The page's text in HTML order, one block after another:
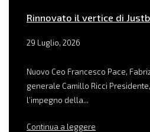
Rinnovato il vertice di
29 Luglio, 2026
Nuovo Ceo Francesco Pace,
generale Camillo Ricci
l’impegno della...
Continua a leggere